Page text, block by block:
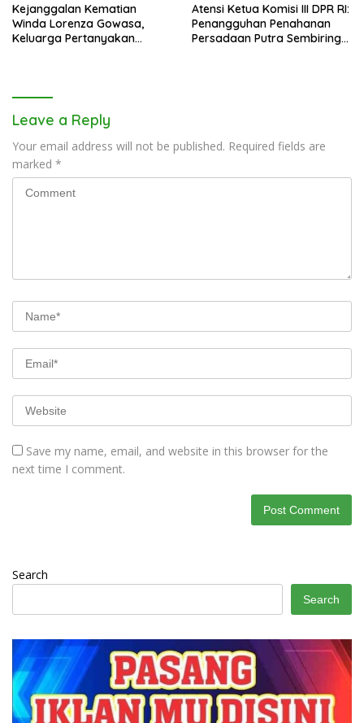
Kejanggalan Kematian
Winda Lorenza Gowasa,
Keluarga Pertanyakan
Atensi Ketua Komisi III DPR RI:
Penangguhan Penahanan
Persadaan Putra Sembiring
Leave a Reply
Your email address will not be published. Required fields are
marked *
Save my name, email, and website in this browser for the
next time I comment.
Search
Search